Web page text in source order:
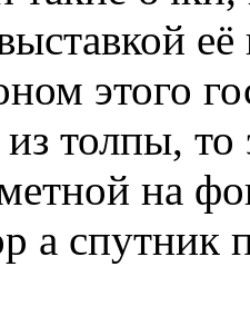
этого
толпы,
на
а спутник